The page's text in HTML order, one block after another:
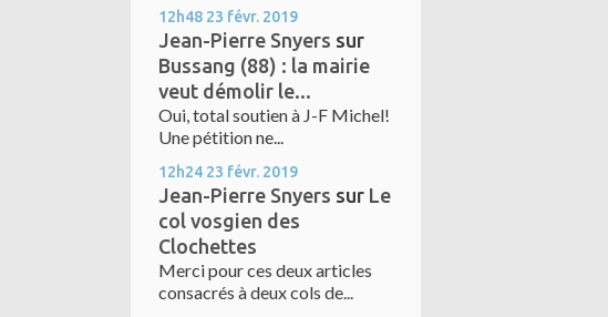
12h48 23 févr. 2019
Jean-Pierre Snyers sur
Bussang (88) : la mairie
veut démolir le...
Oui, total soutien à J-F Michel!
Une pétition ne...
12h24 23 févr. 2019
Jean-Pierre Snyers sur Le
col vosgien des
Clochettes
Merci pour ces deux articles
consacrés à deux cols de...